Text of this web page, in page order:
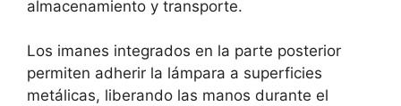
almacenamiento y transporte.
Los imanes integrados en la parte posterior
permiten adherir la lámpara a superficies
metálicas, liberando las manos durante el